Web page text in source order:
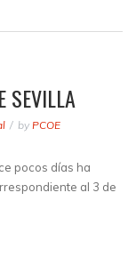
SEVILLA
by PCOE
pocos días ha
al 3 de